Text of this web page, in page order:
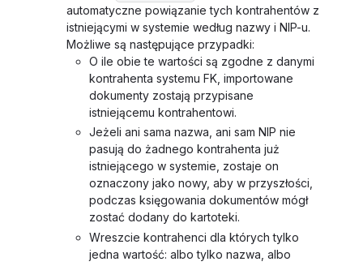
automatyczne powiązanie tych kontrahentów z
istniejącymi w systemie według nazwy i NIP-u.
Możliwe są następujące przypadki:
O ile obie te wartości są zgodne z danymi
kontrahenta systemu FK, importowane
dokumenty zostają przypisane
istniejącemu kontrahentowi.
Jeżeli ani sama nazwa, ani sam NIP nie
pasują do żadnego kontrahenta już
istniejącego w systemie, zostaje on
oznaczony jako nowy, aby w przyszłości,
podczas księgowania dokumentów mógł
zostać dodany do kartoteki.
Wreszcie kontrahenci dla których tylko
jedna wartość: albo tylko nazwa, albo